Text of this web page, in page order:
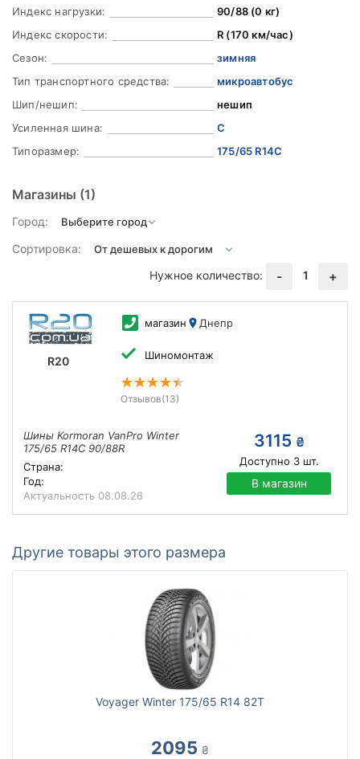
Индекс нагрузки:
90/88 (0 кг)
Индекс скорости:
R (170 км/час)
Сезон:
зимняя
Тип транспортного средства:
микроавтобус
Шип/нешип:
нешип
Усиленная шина:
C
Типоразмер:
175/65 R14C
Магазины (1)
Город:
Сортировка:
Нужное количество:
- 1 +
R20
магазин Днепр
Шиномонтаж
Отзывов(13)
Шины Kormoran VanPro Winter
175/65 R14C 90/88R
Страна:
Год:
Актуальность 08.08.26
3115 ₴
Доступно 3шт.
В магазин
Другие товары этого размера
Voyager Winter 175/65 R14 82T
2095 ₴